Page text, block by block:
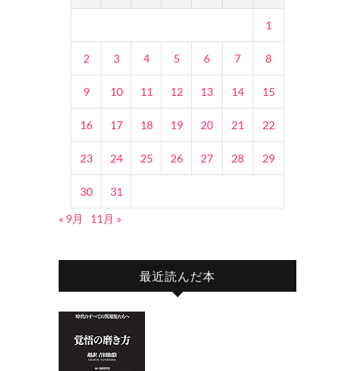
1
2 3 4 5 6 7 8
9 10 11 12 13 14 15
16 17 18 19 20 21 22
23 24 25 26 27 28 29
30
31
« 9月
11月 »
最近読んだ本